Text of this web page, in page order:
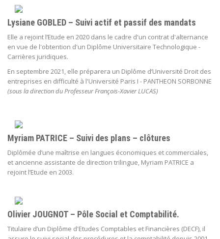
Lysiane GOBLED – Suivi actif et passif des mandats
Elle a rejoint l’Etude en 2020 dans le cadre d'un contrat d'alternance
en vue de l'obtention d'un Diplôme Universitaire Technologique -
Carrières juridiques.
En septembre 2021, elle préparera un Diplôme d’Université Droit des
entreprises en difficulté à l'Université Paris I - PANTHEON SORBONNE
(sous la direction du Professeur François-Xavier LUCAS)
Myriam PATRICE – Suivi des plans – clôtures
Diplômée d’une maîtrise en langues économiques et commerciales,
et ancienne assistante de direction trilingue, Myriam PATRICE a
rejoint l’Etude en 2003.
Olivier JOUGNOT – Pôle Social et Comptabilité.
Titulaire d’un Diplôme d'Etudes Comptables et Financières (DECF), il